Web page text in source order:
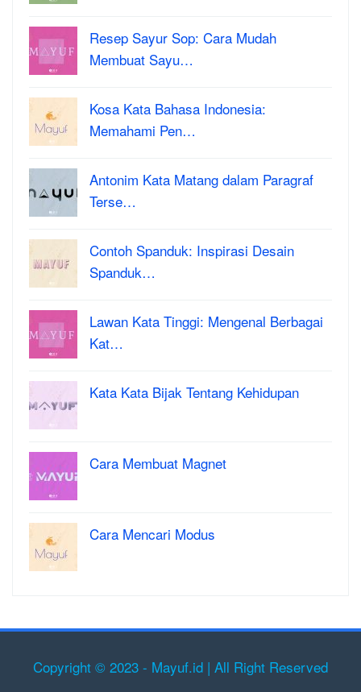
Resep Sayur Sop: Cara Mudah
Membuat Sayu…
Kosa Kata Bahasa Indonesia:
Memahami Pen…
Antonim Kata Matang dalam Paragraf
Terse…
Contoh Spanduk: Inspirasi Desain
Spanduk…
Lawan Kata Tinggi: Mengenal Berbagai
Kat…
Kata Kata Bijak Tentang Kehidupan
Cara Membuat Magnet
Cara Mencari Modus
Copyright © 2023 - Mayuf.id | All Right Reserved